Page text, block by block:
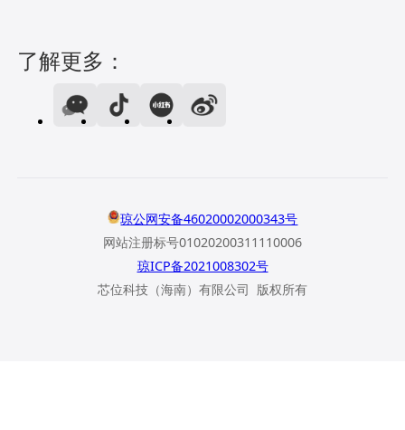
了解更多：
琼公网安备46020002000343号
网站注册标号01020200311110006
琼ICP备2021008302号
芯位科技（海南）有限公司 版权所有